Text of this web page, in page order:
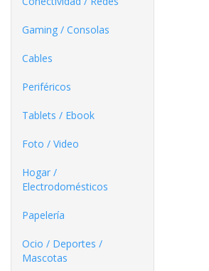
Gaming / Consolas
Cables
Periféricos
Tablets / Ebook
Foto / Video
Hogar /
Electrodomésticos
Papelería
Ocio / Deportes /
Mascotas